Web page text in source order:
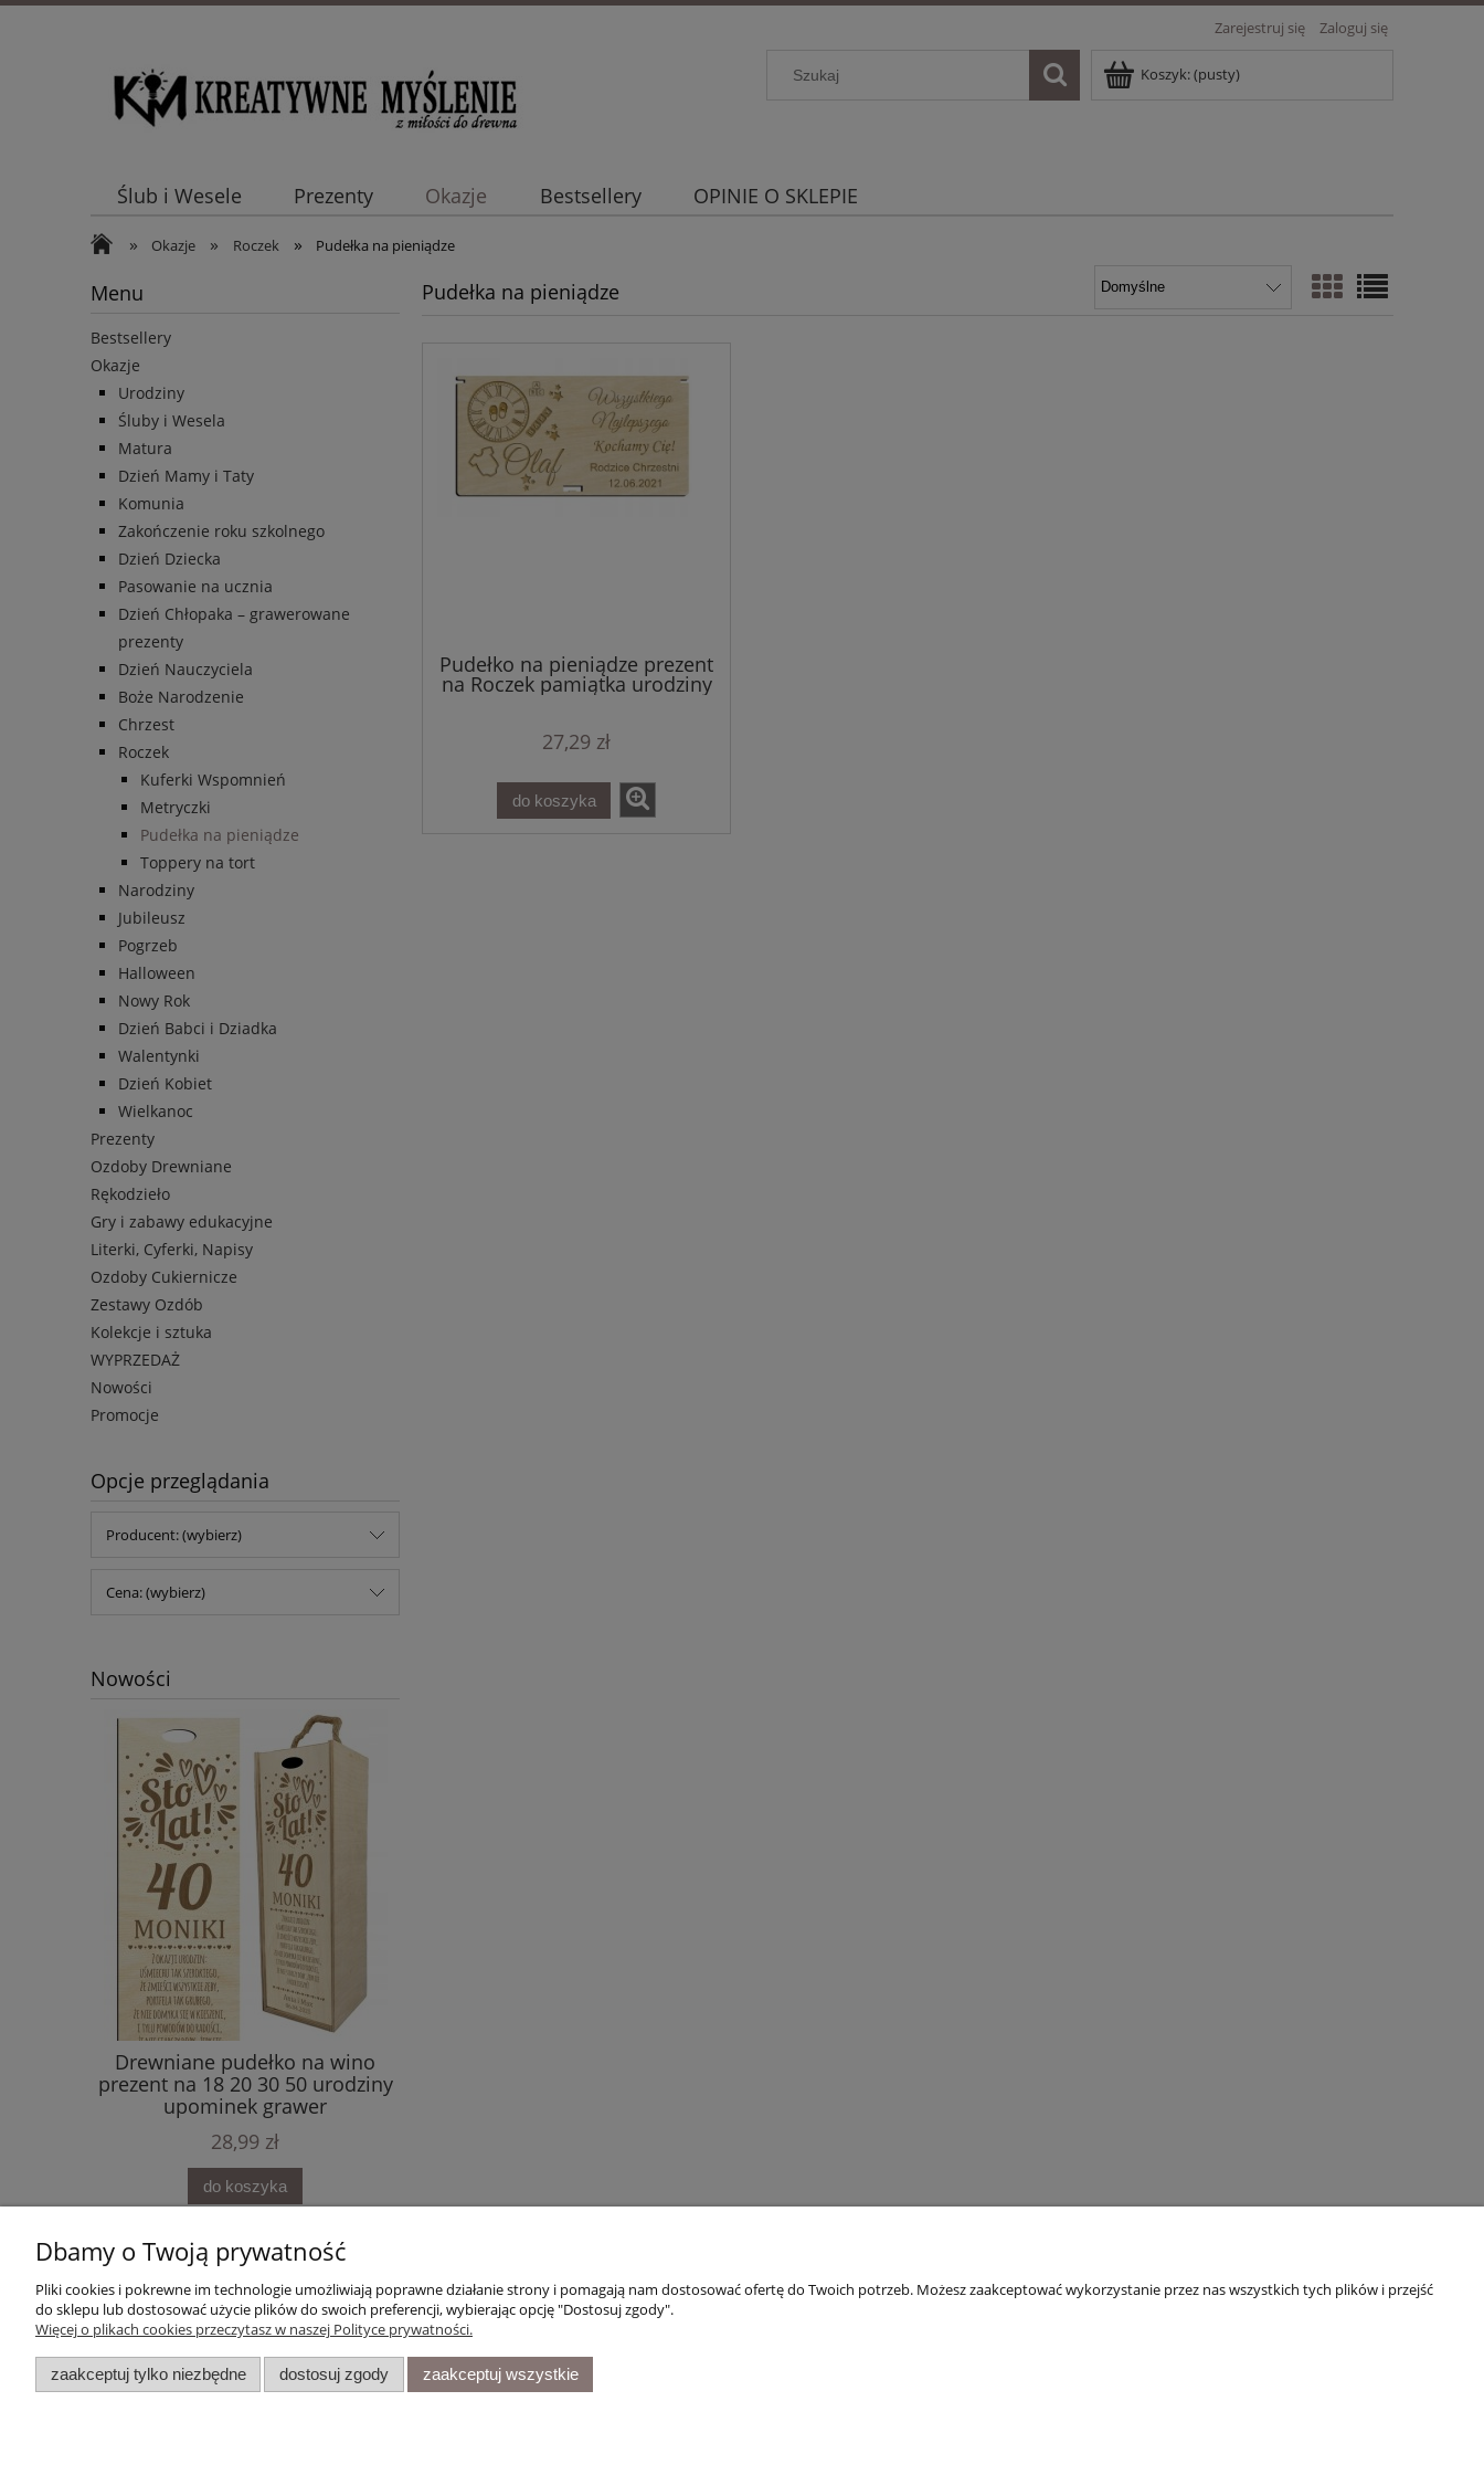
Zarejestruj się Zaloguj się
Koszyk:(pusty)
Ślub i Wesele Prezenty Okazje Bestsellery OPINIE O SKLEPIE
» Okazje » Roczek » Pudełka na pieniądze
Menu
Bestsellery
Okazje
Urodziny
Śluby i Wesela
Matura
Dzień Mamy i Taty
Komunia
Zakończenie roku szkolnego
Dzień Dziecka
Pasowanie na ucznia
Dzień Chłopaka – grawerowane
prezenty
Dzień Nauczyciela
Boże Narodzenie
Chrzest
Roczek
Kuferki Wspomnień
Metryczki
Pudełka na pieniądze
Toppery na tort
Narodziny
Jubileusz
Pogrzeb
Halloween
Nowy Rok
Dzień Babci i Dziadka
Walentynki
Dzień Kobiet
Wielkanoc
Prezenty
Ozdoby Drewniane
Rękodzieło
Gry i zabawy edukacyjne
Literki, Cyferki, Napisy
Ozdoby Cukiernicze
Zestawy Ozdób
Kolekcje i sztuka
WYPRZEDAŻ
Nowości
Promocje
Opcje przeglądania
Producent: (wybierz)
Cena: (wybierz)
Nowości
Drewniane pudełko na wino
prezent na 18 20 30 50 urodziny
upominek grawer
28,99 zł
do koszyka
Pudełka na pieniądze
Pudełko na pieniądze prezent
na Roczek pamiątka urodziny
dziecka
27,29 zł
do koszyka
Pomoc
Zwroty i reklamacje
Regulaminy
Pytania i odpowiedzi
Integrujmy się!
Blog
Moje konto
Ustawienia konta
Przechowalnia
Płatności i dostawa Informacje O nas
Dbamy o Twoją prywatność
Pliki cookies i pokrewne im technologie umożliwiają poprawne działanie strony i pomagają nam dostosować ofertę do Twoich potrzeb. Możesz zaakceptować wykorzystanie przez nas wszystkich tych plików i przejść
do sklepu lub dostosować użycie plików do swoich preferencji, wybierając opcję "Dostosuj zgody".
Więcej o plikach cookies przeczytasz w naszej Polityce prywatności.
zaakceptuj tylko niezbędne dostosuj zgody zaakceptuj wszystkie